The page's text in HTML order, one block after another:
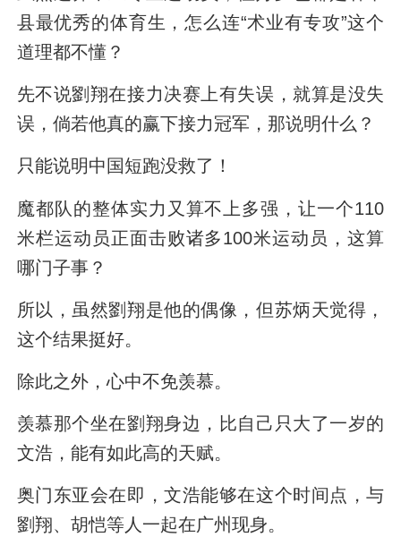
县最优秀的体育生，怎么连“术业有专攻”这个
道理都不懂？
先不说劉翔在接力决赛上有失误，就算是没失
误，倘若他真的赢下接力冠军，那说明什么？
只能说明中国短跑没救了！
魔都队的整体实力又算不上多强，让一个110
米栏运动员正面击败诸多100米运动员，这算
哪门子事？
所以，虽然劉翔是他的偶像，但苏炳天觉得，
这个结果挺好。
除此之外，心中不免羡慕。
羡慕那个坐在劉翔身边，比自己只大了一岁的
文浩，能有如此高的天赋。
奥门东亚会在即，文浩能够在这个时间点，与
劉翔、胡恺等人一起在广州现身。